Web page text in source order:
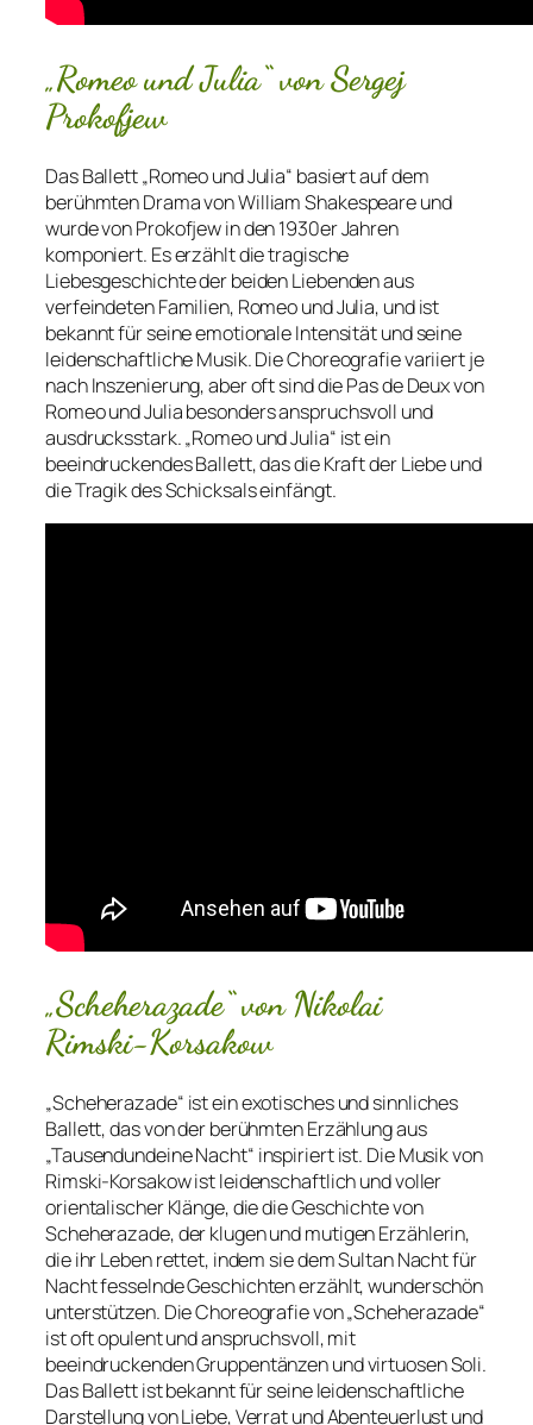
„Romeo und Julia“ von Sergej
Prokofjew
Das Ballett „Romeo und Julia“ basiert auf dem
berühmten Drama von William Shakespeare und
wurde von Prokofjew in den 1930er Jahren
komponiert. Es erzählt die tragische
Liebesgeschichte der beiden Liebenden aus
verfeindeten Familien, Romeo und Julia, und ist
bekannt für seine emotionale Intensität und seine
leidenschaftliche Musik. Die Choreografie variiert je
nach Inszenierung, aber oft sind die Pas de Deux von
Romeo und Julia besonders anspruchsvoll und
ausdrucksstark. „Romeo und Julia“ ist ein
beeindruckendes Ballett, das die Kraft der Liebe und
die Tragik des Schicksals einfängt.
„Scheherazade“ von Nikolai
Rimski-Korsakow
„Scheherazade“ ist ein exotisches und sinnliches
Ballett, das von der berühmten Erzählung aus
„Tausendundeine Nacht“ inspiriert ist. Die Musik von
Rimski-Korsakow ist leidenschaftlich und voller
orientalischer Klänge, die die Geschichte von
Scheherazade, der klugen und mutigen Erzählerin,
die ihr Leben rettet, indem sie dem Sultan Nacht für
Nacht fesselnde Geschichten erzählt, wunderschön
unterstützen. Die Choreografie von „Scheherazade“
ist oft opulent und anspruchsvoll, mit
beeindruckenden Gruppentänzen und virtuosen Soli.
Das Ballett ist bekannt für seine leidenschaftliche
Darstellung von Liebe, Verrat und Abenteuerlust und